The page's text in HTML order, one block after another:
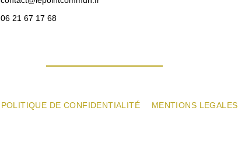
06 21 67 17 68
POLITIQUE DE CONFIDENTIALITÉ MENTIONS LEGALES